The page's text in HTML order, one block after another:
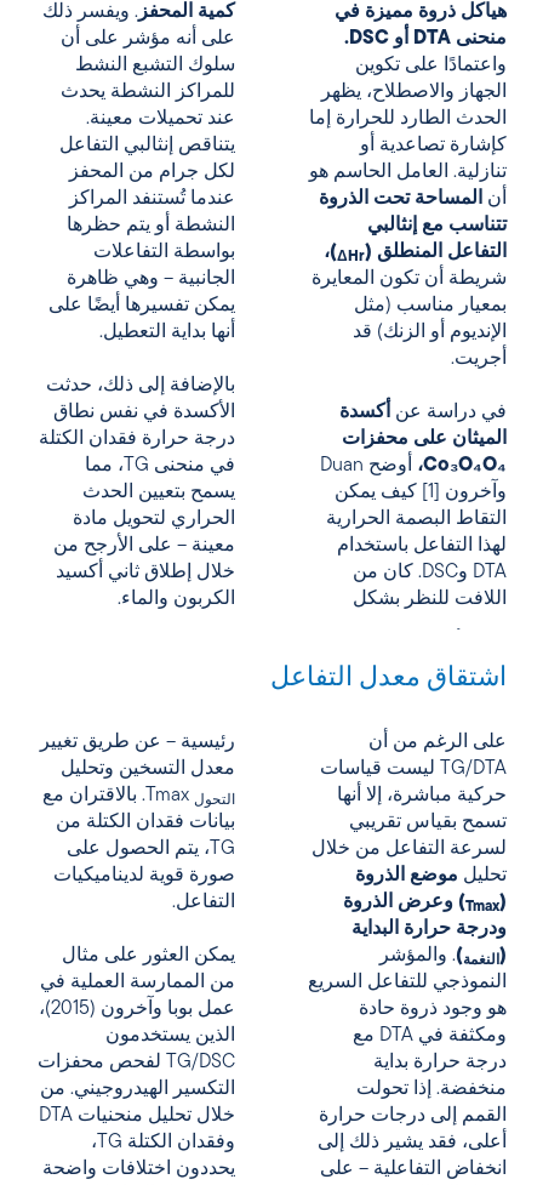
هياكل ذروة مميزة في
منحنى DTA أو DSC.
واعتمادًا على تكوين
الجهاز والاصطلاح، يظهر
الحدث الطارد للحرارة إما
كإشارة تصاعدية أو
تنازلية. العامل الحاسم هو
أن
المساحة تحت الذروة
تتناسب مع إنثالبي
التفاعل المنطلق (ΔHr)،
شريطة أن تكون المعايرة
بمعيار مناسب (مثل
الإنديوم أو الزنك) قد
أجريت.
في دراسة عن
أكسدة
الميثان على محفزات
Co₃O₄O₄،
أوضح Duan
وآخرون [1] كيف يمكن
التقاط البصمة الحرارية
لهذا التفاعل باستخدام
DTA وDSC. كان من
اللافت للنظر بشكل
كمية المحفز . ويفسر ذلك
على أنه مؤشر على أن
سلوك التشبع النشط
للمراكز النشطة يحدث
عند تحميلات معينة.
يتناقص إنثالبي التفاعل
لكل جرام من المحفز
عندما تُستنفد المراكز
النشطة أو يتم حظرها
بواسطة التفاعلات
الجانبية – وهي ظاهرة
يمكن تفسيرها أيضًا على
أنها بداية التعطيل.
بالإضافة إلى ذلك، حدثت
الأكسدة في نفس نطاق
درجة حرارة فقدان الكتلة
في منحنى TG، مما
يسمح بتعيين الحدث
الحراري لتحويل مادة
معينة – على الأرجح من
خلال إطلاق ثاني أكسيد
الكربون والماء.
اشتقاق معدل التفاعل
على الرغم من أن
TG/DTA ليست قياسات
حركية مباشرة، إلا أنها
تسمح بقياس تقريبي
لسرعة التفاعل من خلال
تحليل موضع الذروة
(
Tmax) وعرض الذروة
ودرجة حرارة البداية
( النغمة). والمؤشر
النموذجي للتفاعل السريع
هو وجود ذروة حادة
ومكثفة في DTA مع
درجة حرارة بداية
منخفضة. إذا تحولت
القمم إلى درجات حرارة
أعلى، فقد يشير ذلك إلى
انخفاض التفاعلية – على
رئيسية – عن طريق تغيير
معدل التسخين وتحليل
التحول
Tmax. بالاقتران مع
بيانات فقدان الكتلة من
TG، يتم الحصول على
صورة قوية لديناميكيات
التفاعل.
يمكن العثور على مثال
من الممارسة العملية في
عمل بوبا وآخرون (2015)،
الذين يستخدمون
TG/DSC لفحص محفزات
التكسير الهيدروجيني. من
خلال تحليل منحنيات DTA
وفقدان الكتلة TG،
يحددون اختلافات واضحة